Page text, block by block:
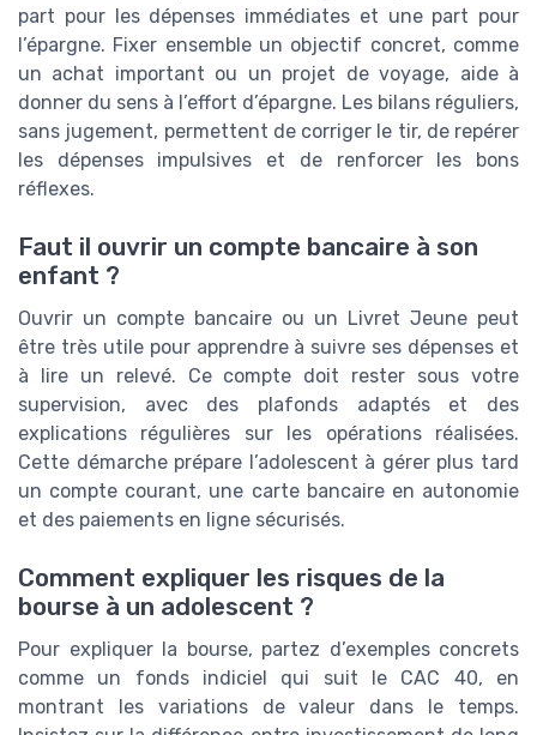
part pour les dépenses immédiates et une part pour
l’épargne. Fixer ensemble un objectif concret, comme
un achat important ou un projet de voyage, aide à
donner du sens à l’effort d’épargne. Les bilans réguliers,
sans jugement, permettent de corriger le tir, de repérer
les dépenses impulsives et de renforcer les bons
réflexes.
Faut il ouvrir un compte bancaire à son
enfant ?
Ouvrir un compte bancaire ou un Livret Jeune peut
être très utile pour apprendre à suivre ses dépenses et
à lire un relevé. Ce compte doit rester sous votre
supervision, avec des plafonds adaptés et des
explications régulières sur les opérations réalisées.
Cette démarche prépare l’adolescent à gérer plus tard
un compte courant, une carte bancaire en autonomie
et des paiements en ligne sécurisés.
Comment expliquer les risques de la
bourse à un adolescent ?
Pour expliquer la bourse, partez d’exemples concrets
comme un fonds indiciel qui suit le CAC 40, en
montrant les variations de valeur dans le temps.